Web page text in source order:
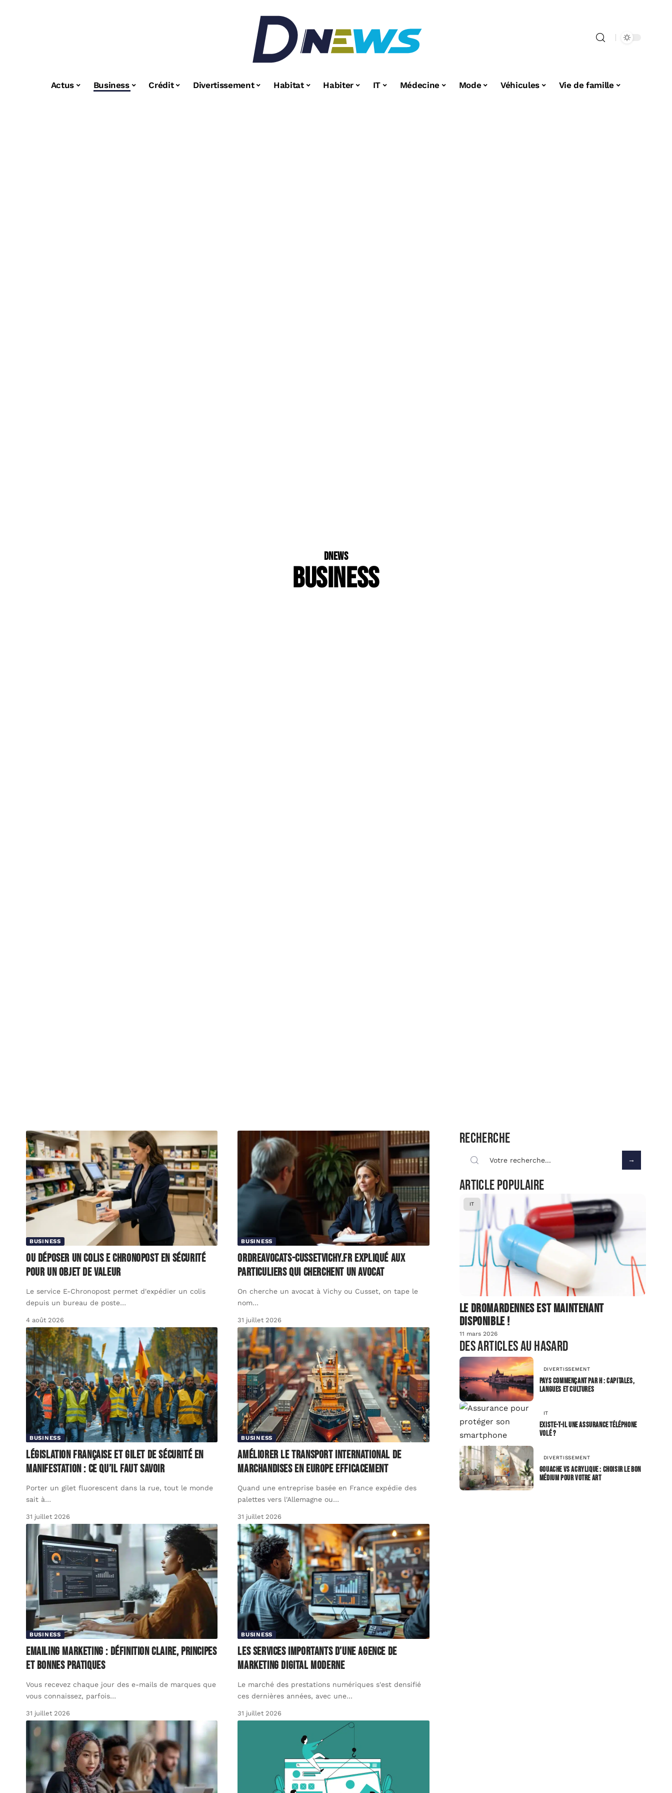
Actus Business Crédit Divertissement Habitat Habiter IT Médecine Mode Véhicules Vie de famille
dNews
BUSINESS
BUSINESS
Ou déposer un colis E Chronopost en sécurité
pour un objet de valeur
Le service E-Chronopost permet d'expédier un colis
depuis un bureau de poste…
4 août 2026
BUSINESS
Ordreavocats-cussetvichy.fr expliqué aux
particuliers qui cherchent un avocat
On cherche un avocat à Vichy ou Cusset, on tape le
nom…
31 juillet 2026
BUSINESS
Législation française et gilet de sécurité en
manifestation : ce qu’il faut savoir
Porter un gilet fluorescent dans la rue, tout le monde
sait à…
31 juillet 2026
BUSINESS
Améliorer le transport international de
marchandises en Europe efficacement
Quand une entreprise basée en France expédie des
palettes vers l'Allemagne ou…
31 juillet 2026
BUSINESS
Emailing marketing : définition claire, principes
et bonnes pratiques
Vous recevez chaque jour des e-mails de marques que
vous connaissez, parfois…
31 juillet 2026
BUSINESS
Les services importants d’une agence de
marketing digital moderne
Le marché des prestations numériques s'est densifié
ces dernières années, avec une…
31 juillet 2026
Recherche
Article populaire
IT
Le dromardennes est maintenant
disponible !
11 mars 2026
Des articles au hasard
DIVERTISSEMENT
Pays commençant par H : capitales,
langues et cultures
IT
Existe-t-il une assurance téléphone
volé ?
DIVERTISSEMENT
Gouache vs Acrylique : choisir le bon
médium pour votre art